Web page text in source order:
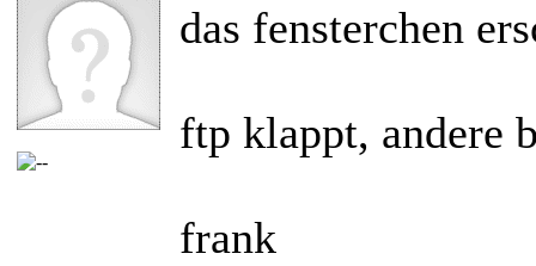
das fensterchen
ftp klappt, andere
frank